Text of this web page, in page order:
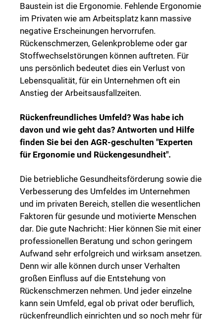
Baustein ist die Ergonomie. Fehlende Ergonomie
im Privaten wie am Arbeitsplatz kann massive
negative Erscheinungen hervorrufen.
Rückenschmerzen, Gelenkprobleme oder gar
Stoffwechselstörungen können auftreten. Für
uns persönlich bedeutet dies ein Verlust von
Lebensqualität, für ein Unternehmen oft ein
Anstieg der Arbeitsausfallzeiten.
Rückenfreundliches Umfeld? Was habe ich
davon und wie geht das? Antworten und Hilfe
finden Sie bei den AGR-geschulten "Experten
für Ergonomie und Rückengesundheit".
Die betriebliche Gesundheitsförderung sowie die
Verbesserung des Umfeldes im Unternehmen
und im privaten Bereich, stellen die wesentlichen
Faktoren für gesunde und motivierte Menschen
dar. Die gute Nachricht: Hier können Sie mit einer
professionellen Beratung und schon geringem
Aufwand sehr erfolgreich und wirksam ansetzen.
Denn wir alle können durch unser Verhalten
großen Einfluss auf die Entstehung von
Rückenschmerzen nehmen. Und jeder einzelne
kann sein Umfeld, egal ob privat oder beruflich,
rückenfreundlich einrichten und so noch mehr für